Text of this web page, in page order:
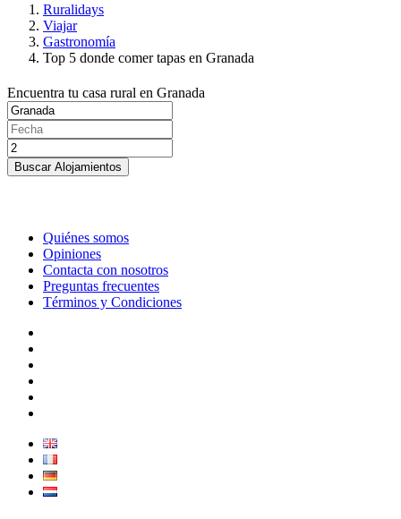
Ruralidays
Viajar
Gastronomía
Top 5 donde comer tapas en Granada
Encuentra tu casa rural en Granada
Buscar Alojamientos
Quiénes somos
Opiniones
Contacta con nosotros
Preguntas frecuentes
Términos y Condiciones